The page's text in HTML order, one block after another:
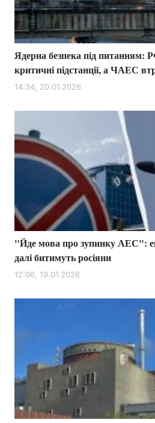
Ядерна безпека під питанням:
критичні підстанції, а ЧАЕС
14:34, 20.01.2026
"Йде мова про зупинку АЕС":
далі битимуть росіяни
12:06, 19.01.2026